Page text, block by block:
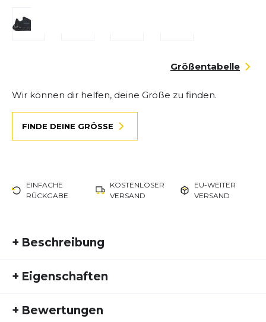
Größentabelle
Wir können dir helfen, deine Größe zu finden.
FINDE DEINE GRÖSSE
EINFACHE
RÜCKGABE
KOSTENLOSER
VERSAND
EU-WEITER
VERSAND
+ Beschreibung
Ganztägiger Komfort - Stabilität und müheloses
erhöhtes Gefühl der Zuversicht und des Vertrauens,
um den ganzen Tag draußen auf den Trails zu sein
+ Eigenschaften
Fremdartikelnummer:
+ Bewertungen